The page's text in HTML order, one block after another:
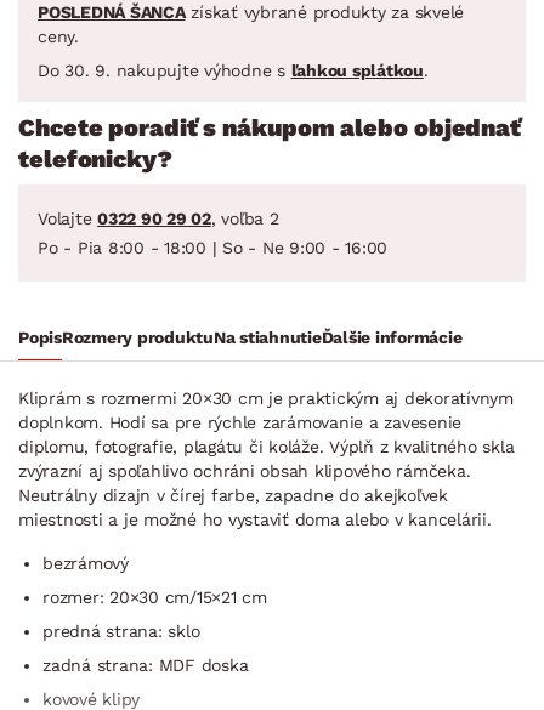
POSLEDNÁ ŠANCAzískať vybrané produkty za skvelé
ceny.
Do 30. 9. nakupujte výhodne s ľahkou splátkou.
Chcete poradiť s nákupom alebo objednať
telefonicky?
Volajte 0322 90 29 02, voľba 2
Po - Pia 8:00 - 18:00 | So - Ne 9:00 - 16:00
PopisRozmery produktuNa stiahnutieĎalšie informácie
Kliprám s rozmermi 20×30 cm je praktickým aj dekoratívnym
doplnkom. Hodí sa pre rýchle zarámovanie a zavesenie
diplomu, fotografie, plagátu či koláže. Výplň z kvalitného skla
zvýrazní aj spoľahlivo ochráni obsah klipového rámčeka.
Neutrálny dizajn v čírej farbe, zapadne do akejkoľvek
miestnosti a je možné ho vystaviť doma alebo v kancelárii.
bezrámový
rozmer: 20×30 cm/15×21 cm
predná strana: sklo
zadná strana: MDF doska
kovové klipy